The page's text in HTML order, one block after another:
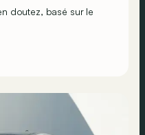
doutez, basé sur le